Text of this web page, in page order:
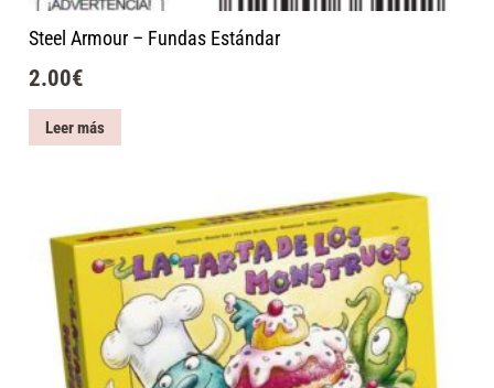
Steel Armour – Fundas Estándar
2.00€
Leer más